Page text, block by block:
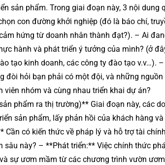
sản phẩm. Trong giai đoạn này, 3 nội
con đường khởi nghiệp (đó là báo chí,
hứng từ doanh nhân thành đạt?). – Ai
hành và phát triển ý tưởng của mình? (ở
tạo kinh doanh, các công ty đào tạo v.v…).
đòi hỏi bạn phải có một đội, và những
nhóm và cùng nhau triển khai dự án?
phẩm ra thị trường)** Giai đoạn này, các
sản phẩm, lấy phản hồi của khách hàng
có kiến thức về pháp lý và hỗ trợ tài
sâu này? – **Phát triển:** Việc chính thức
sự ươm mầm từ các chương trình vườn